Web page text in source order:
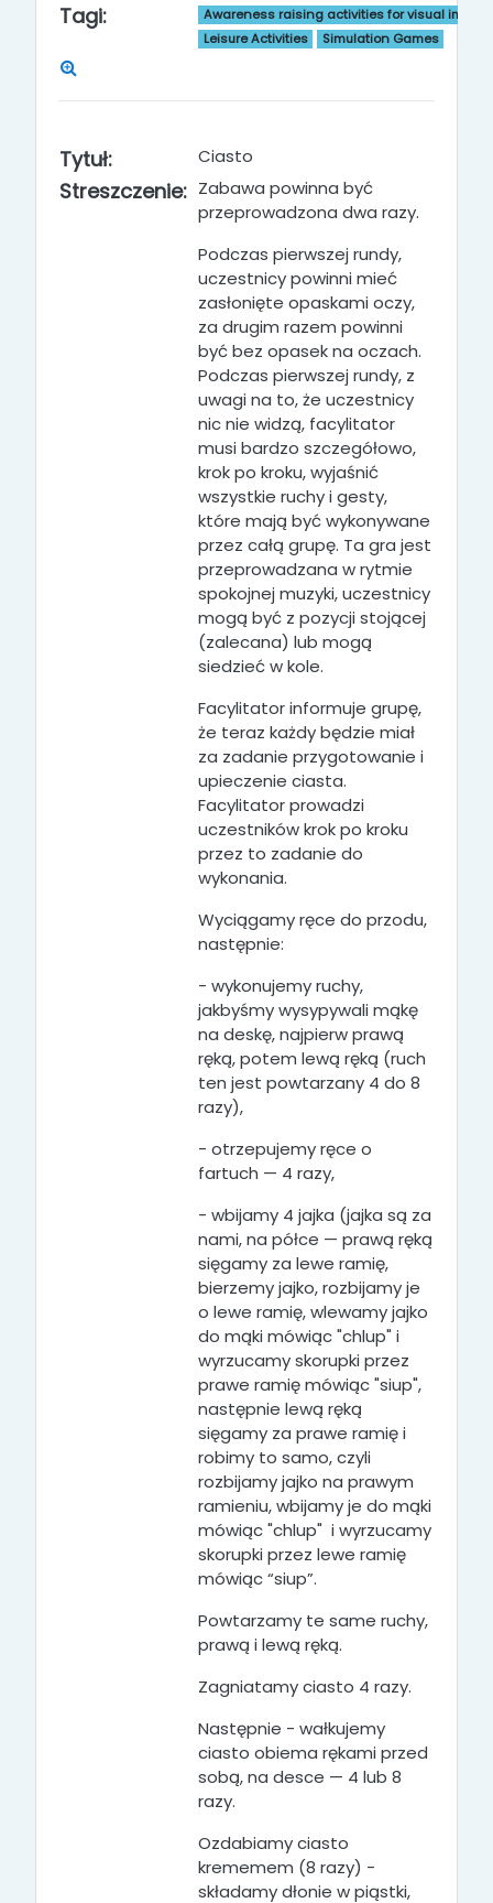
Tagi:
Awareness raising activities for visual
Leisure Activities
Simulation Games
Tytuł: Ciasto
Streszczenie: Zabawa powinna być
przeprowadzona dwa razy.
Podczas pierwszej rundy,
uczestnicy powinni mieć
zasłonięte opaskami oczy,
za drugim razem powinni
być bez opasek na oczach.
Podczas pierwszej rundy, z
uwagi na to, że uczestnicy
nic nie widzą, facylitator
musi bardzo szczegółowo,
krok po kroku, wyjaśnić
wszystkie ruchy i gesty,
które mają być wykonywane
przez całą grupę. Ta gra jest
przeprowadzana w rytmie
spokojnej muzyki, uczestnicy
mogą być z pozycji stojącej
(zalecana) lub mogą
siedzieć w kole.
Facylitator informuje grupę,
że teraz każdy będzie miał
za zadanie przygotowanie i
upieczenie ciasta.
Facylitator prowadzi
uczestników krok po kroku
przez to zadanie do
wykonania.
Wyciągamy ręce do przodu,
następnie:
- wykonujemy ruchy,
jakbyśmy wysypywali mąkę
na deskę, najpierw prawą
ręką, potem lewą ręką (ruch
ten jest powtarzany 4 do 8
razy),
- otrzepujemy ręce o
fartuch — 4 razy,
- wbijamy 4 jajka (jajka są za
nami, na półce — prawą ręką
sięgamy za lewe ramię,
bierzemy jajko, rozbijamy je
o lewe ramię, wlewamy jajko
do mąki mówiąc "chlup" i
wyrzucamy skorupki przez
prawe ramię mówiąc "siup",
następnie lewą ręką
sięgamy za prawe ramię i
robimy to samo, czyli
rozbijamy jajko na prawym
ramieniu, wbijamy je do mąki
mówiąc "chlup" i wyrzucamy
skorupki przez lewe ramię
mówiąc “siup”.
Powtarzamy te same ruchy,
prawą i lewą ręką.
Zagniatamy ciasto 4 razy.
Następnie - wałkujemy
ciasto obiema rękami przed
sobą, na desce — 4 lub 8
razy.
Ozdabiamy ciasto
krememem (8 razy) -
składamy dłonie w piąstki,